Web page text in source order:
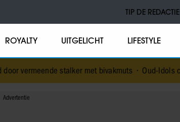
TIP DE REDACTIE
ROYALTY UITGELICHT LIFESTYLE
stalker met bivakmuts•Oud-Idols collega’s en